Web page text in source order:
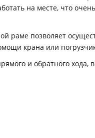
на месте, что
позволяет
крана или
и обратного хода,